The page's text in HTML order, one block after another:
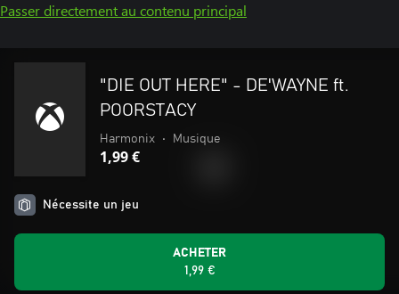
Passer directement au contenu principal
"DIE OUT HERE" - DE'WAYNE ft.
POORSTACY
Harmonix • Musique
1,99 €
Nécessite un jeu
ACHETER
1,99 €